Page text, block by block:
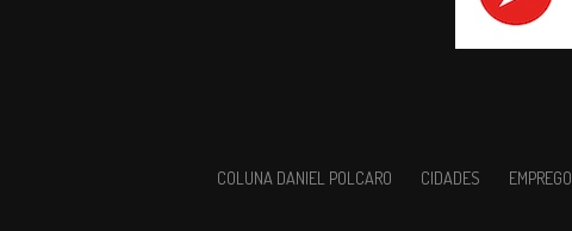
COLUNA DANIEL POLCARO CIDADES EMPREGO